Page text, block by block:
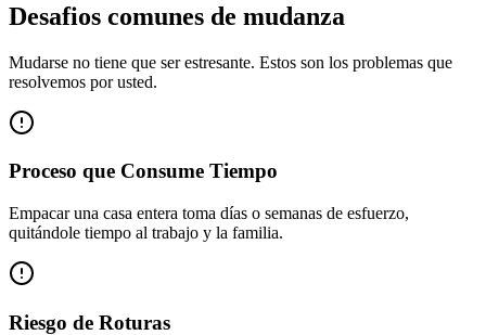
Desafios comunes de mudanza
Mudarse no tiene que ser estresante. Estos son los problemas que
resolvemos por usted.
Proceso que Consume Tiempo
Empacar una casa entera toma días o semanas de esfuerzo,
quitándole tiempo al trabajo y la familia.
Riesgo de Roturas